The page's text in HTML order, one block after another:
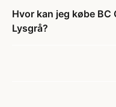
Hvor kan jeg købe BC
Lysgrå?